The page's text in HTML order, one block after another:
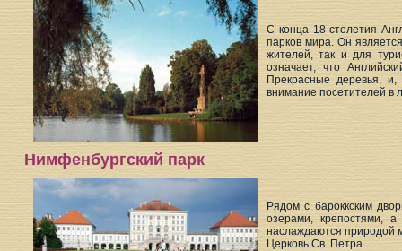
С конца 18 столетия
парков мира. Он
жителей, так и для
означает, что
Прекрасные деревья,
внимание посетителей в
Нимфенбургский парк
Рядом с бароккским
озерами, крепостями,
наслаждаются природой
Церковь Св. Петра